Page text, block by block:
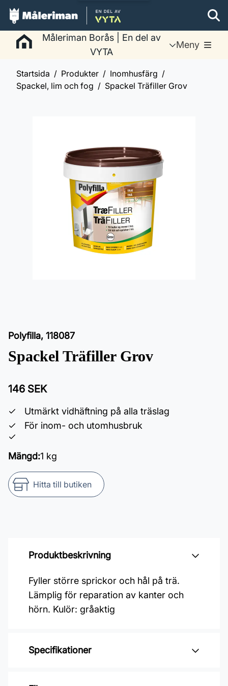
Måleriman Borås | En del av
VYTA
Meny
Startsida Produkter
Inomhusfärg
Spackel, lim och fog
Spackel Träfiller Grov
Polyfilla, 118087
Spackel Träfiller Grov
146 SEK
Utmärkt vidhäftning på alla träslag
För inom- och utomhusbruk
Mängd:1 kg
Hitta till butiken
Produktbeskrivning
Fyller större sprickor och hål på trä.
Lämplig för reparation av kanter och
hörn. Kulör: gråaktig
Specifikationer
Varumärke: Polyfilla